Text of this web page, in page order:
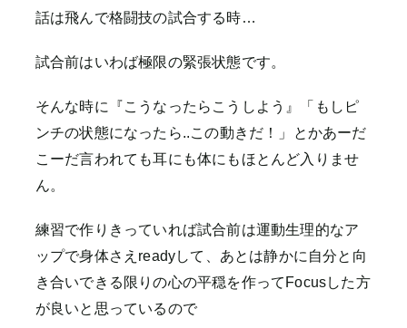
話は飛んで格闘技の試合する時…
試合前はいわば極限の緊張状態です。
そんな時に『こうなったらこうしよう』「もしピ
ンチの状態になったら..この動きだ！」とかあーだ
こーだ言われても耳にも体にもほとんど入りませ
ん。
練習で作りきっていれば試合前は運動生理的なア
ップで身体さえreadyして、あとは静かに自分と向
き合いできる限りの心の平穏を作ってFocusした方
が良いと思っているので